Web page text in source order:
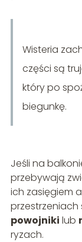
Wisteria
części są
który po
biegunkę.
Jeśli na
przebywają
ich zasięgiem
przestrzeniach
powojniki lub
ryzach.